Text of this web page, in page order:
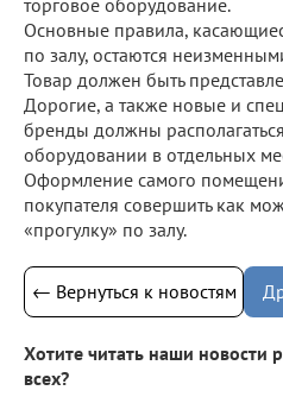
Основные правила,
по залу, остаются
Товар должен быть
Дорогие, а также новые и
бренды должны
оборудовании в отдельных
Оформление самого
покупателя совершить как
«прогулку» по залу.
← Вернуться к новостям
Хотите читать наши новости
всех?